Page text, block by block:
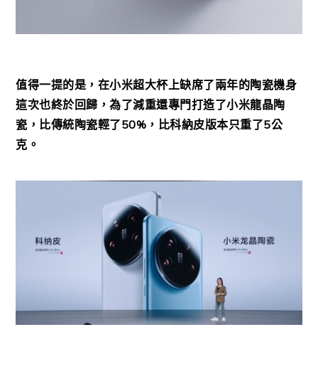
值得一提的是，在小米超大杯上缺席了兩年的陶瓷機身
這次也終於回歸，為了減重還專門打造了小米龍晶陶
瓷，比傳統陶瓷輕了50%，比科納皮版本只重了5公
克。